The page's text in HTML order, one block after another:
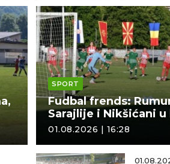
SPORT
Fudbal frends:
Sarajlije i Nikšićani u
01.08.2026 | 16:28